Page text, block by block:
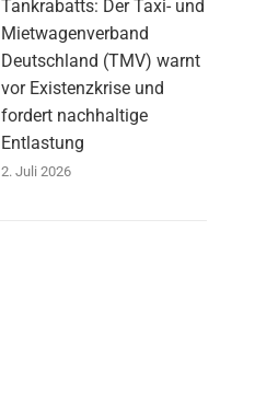
Tankrabatts: Der Taxi- und
Mietwagenverband
Deutschland (TMV) warnt
vor Existenzkrise und
fordert nachhaltige
Entlastung
2. Juli 2026